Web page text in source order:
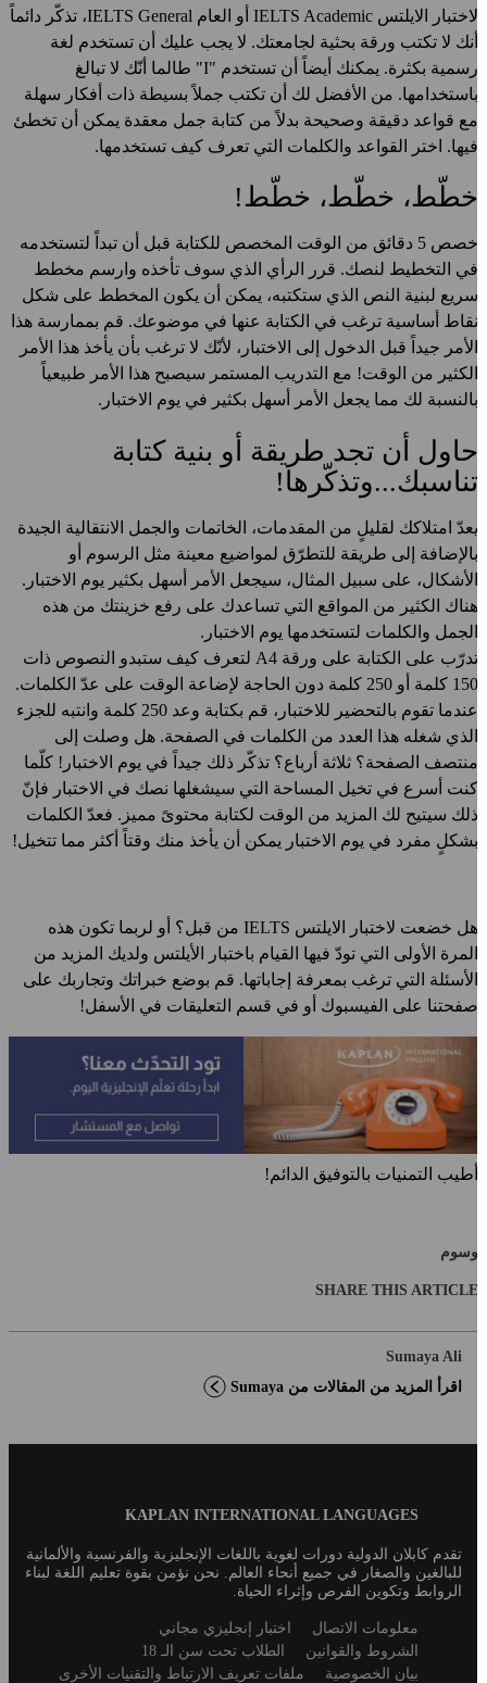
لاختبار الايلتس IELTS Academic أو العام IELTS General، تذكّر دائماً
أنك لا تكتب ورقة بحثية لجامعتك. لا يجب عليك أن تستخدم لغة
رسمية بكثرة. يمكنك أيضاً أن تستخدم "I" طالما أنّك لا تبالغ
باستخدامها. من الأفضل لك أن تكتب جملاً بسيطة ذات أفكار سهلة
مع قواعد دقيقة وصحيحة بدلاً من كتابة جمل معقدة يمكن أن تخطئ
فيها. اختر القواعد والكلمات التي تعرف كيف تستخدمها.
خطّط، خطّط، خطّط!
خصص 5 دقائق من الوقت المخصص للكتابة قبل أن تبداً لتستخدمه
في التخطيط لنصك. قرر الرأي الذي سوف تأخذه وارسم مخطط
سريع لبنية النص الذي ستكتبه، يمكن أن يكون المخطط على شكل
نقاط أساسية ترغب في الكتابة عنها في موضوعك. قم بممارسة هذا
الأمر جيداً قبل الدخول إلى الاختبار، لأنّك لا ترغب بأن يأخذ هذا الأمر
الكثير من الوقت! مع التدريب المستمر سيصبح هذا الأمر طبيعياً
بالنسبة لك مما يجعل الأمر أسهل بكثير في يوم الاختبار.
حاول أن تجد طريقة أو بنية كتابة
تناسبك...وتذكّرها!
يعدّ امتلاكك لقليلٍ من المقدمات، الخاتمات والجمل الانتقالية الجيدة
بالإضافة إلى طريقة للتطرّق لمواضيع معينة مثل الرسوم أو
الأشكال، على سبيل المثال، سيجعل الأمر أسهل بكثير يوم الاختبار.
هناك الكثير من المواقع التي تساعدك على رفع خزينتك من هذه
الجمل والكلمات لتستخدمها يوم الاختبار.
تدرّب على الكتابة على ورقة A4 لتعرف كيف ستبدو النصوص ذات
150 كلمة أو 250 كلمة دون الحاجة لإضاعة الوقت على عدّ الكلمات.
عندما تقوم بالتحضير للاختبار، قم بكتابة وعد 250 كلمة وانتبه للجزء
الذي شغله هذا العدد من الكلمات في الصفحة. هل وصلت إلى
منتصف الصفحة؟ ثلاثة أرباع؟ تذكّر ذلك جيداً في يوم الاختبار! كلّما
كنت أسرع في تخيل المساحة التي سيشغلها نصك في الاختبار فإنّ
ذلك سيتيح لك المزيد من الوقت لكتابة محتوىً مميز. فعدّ الكلمات
بشكلٍ مفرد في يوم الاختبار يمكن أن يأخذ منك وقتاً أكثر مما تتخيل!
هل خضعت لاختبار الايلتس IELTS من قبل؟ أو لربما تكون هذه
المرة الأولى التي تودّ فيها القيام باختبار الأيلتس ولديك المزيد من
الأسئلة التي ترغب بمعرفة إجاباتها. قم بوضع خبراتك وتجاربك على
صفحتنا على الفيسبوك أو في قسم التعليقات في الأسفل!
أطيب التمنيات بالتوفيق الدائم!
وسوم
SHARE THIS ARTICLE
Sumaya Ali
اقرأ المزيد من المقالات من Sumaya
KAPLAN INTERNATIONAL LANGUAGES
تقدم كابلان الدولية دورات لغوية باللغات الإنجليزية والفرنسية والألمانية
للبالغين والصغار في جميع أنحاء العالم. نحن نؤمن بقوة تعليم اللغة لبناء
الروابط وتكوين الفرص وإثراء الحياة.
Secondaryمعلومات الاتصال
اختبار إنجليزي مجاني
الشروط والقوانين
الطلاب تحت سن الـ 18
بيان الخصوصية
ملفات تعريف الارتباط والتقنيات الأخرى